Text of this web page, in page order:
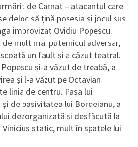
de Carnat – atacantul care
deloc să țină posesia și jocul sus
improvizat Ovidiu Popescu.
mult mai puternicul adversar,
un fault și a căzut teatral.
și-a văzut de treabă, a
și l-a văzut pe Octavian
linia de centru. Pasa lui
de pasivitatea lui Bordeianu, a
dezorganizată și desfăcută la
static, mult în spatele lui